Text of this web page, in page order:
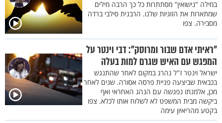
במילה "נישואין" מסתתרות כל כך הרבה מילים
שמתארות את הזוגיות שלנו. הרבנית סילבי ברדה
מסבירה. צפו
"ראיתי אדם שבור ומרוסק": דבי וינטר על
המפגש עם האיש שגרם למות בעלה
ישראל וינטר ז"ל נהרג במקום לאחר שהתנגש
בכבאית שביצעה פניית פרסה אסורה. שנים לאחר
מכן, אלמנתו נפגשה עם הנהג האחראי ואף
ביקשה מבית המשפט לא לשלוח אותו לכלא. צפו
בקטע מהריאיון עימה